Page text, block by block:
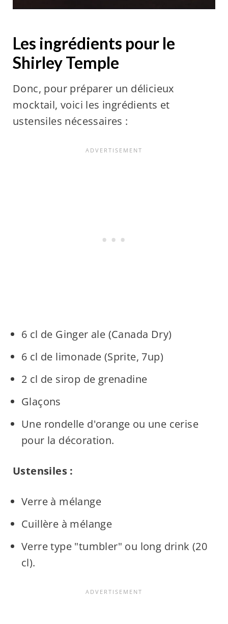
Les ingrédients pour le
Shirley Temple
Donc, pour préparer un délicieux
mocktail, voici les ingrédients et
ustensiles nécessaires :
6 cl de Ginger ale (Canada Dry)
6 cl de limonade (Sprite, 7up)
2 cl de sirop de grenadine
Glaçons
Une rondelle d'orange ou une cerise
pour la décoration.
Ustensiles :
Verre à mélange
Cuillère à mélange
Verre type "tumbler" ou long drink (20
cl).